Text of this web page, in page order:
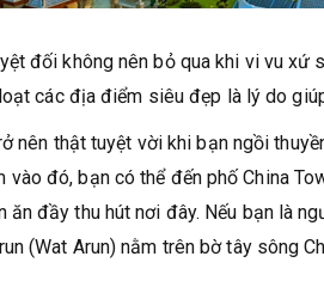
đối không nên bỏ qua khi vi vu xứ
các địa điểm siêu đẹp là lý do
nên thật tuyệt vời khi bạn ngồi
đó, bạn có thể đến phố China
đầy thu hút nơi đây. Nếu bạn là
(Wat Arun) nằm trên bờ tây sông